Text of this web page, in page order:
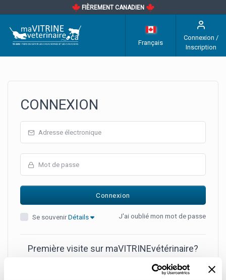
FIÈREMENT CANADIEN
Français
Connexion /
Inscription
CONNEXION
Se souvenirDétails J'ai oublié mon mot de passe
Première visite sur maVITRINEvétérinaire?
Créer un nouveau compte